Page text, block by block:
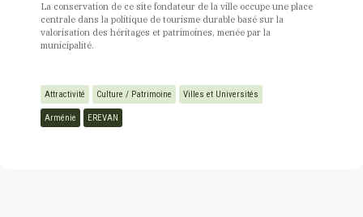
La conservation de ce site fondateur de la ville occupe une place
centrale dans la politique de tourisme durable basé sur la
valorisation des héritages et patrimoines, menée par la
municipalité.
Attractivité Culture / Patrimoine Villes et Universités
Arménie EREVAN